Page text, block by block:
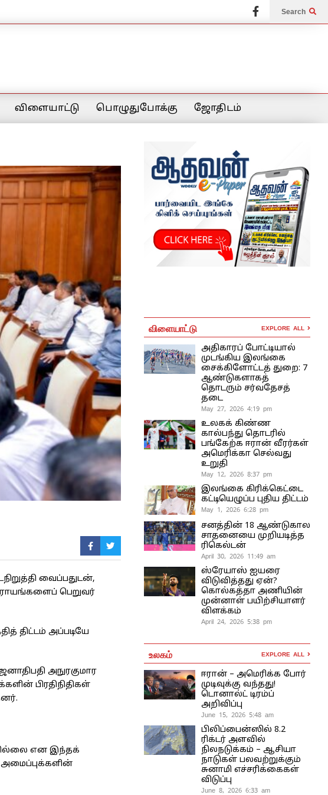
Search
விளையாட்டு பொழுதுபோக்கு ஜோதிடம்
வைப்பதுடன்,
பெறுவர்
திட்டம் அப்படியே
அநுரகுமார
பிரதிநிதிகள்
என இந்தக்
விளையாட்டு EXPLORE ALL
அதிகாரப் போட்டியால்
முடங்கிய இலங்கை
சைக்கிளோட்டத் துறை: 7
ஆண்டுகளாகத்
தொடரும் சர்வதேசத்
தடை
May 27, 2026 4:19 pm
உலகக் கிண்ண
கால்பந்து தொடரில்
பங்கேற்க ஈரான் வீரர்கள்
அமெரிக்கா செல்வது
உறுதி
May 12, 2026 8:37 pm
இலங்கை கிரிக்கெட்டை
கட்டியெழுப்ப புதிய திட்டம்
May 1, 2026 6:28 pm
சனத்தின் 18 ஆண்டுகால
சாதனையை முறியடித்த
ரிகெல்டன்
April 30, 2026 11:49 am
ஸ்ரேயாஸ் ஐயரை
விடுவித்தது ஏன்?
கொல்கத்தா அணியின்
முன்னாள் பயிற்சியாளர்
விளக்கம்
April 24, 2026 5:38 pm
உலகம் EXPLORE ALL
ஈரான் – அமெரிக்க போர்
முடிவுக்கு வந்தது!
டொனால்ட் டிரம்ப்
அறிவிப்பு
June 15, 2026 5:48 am
பிலிப்பைன்ஸில் 8.2
ரிக்டர் அளவில்
நிலநடுக்கம் – ஆசியா
நாடுகள் பலவற்றுக்கும்
சுனாமி எச்சரிக்கைகள்
விடுப்பு
June 8, 2026 6:33 am